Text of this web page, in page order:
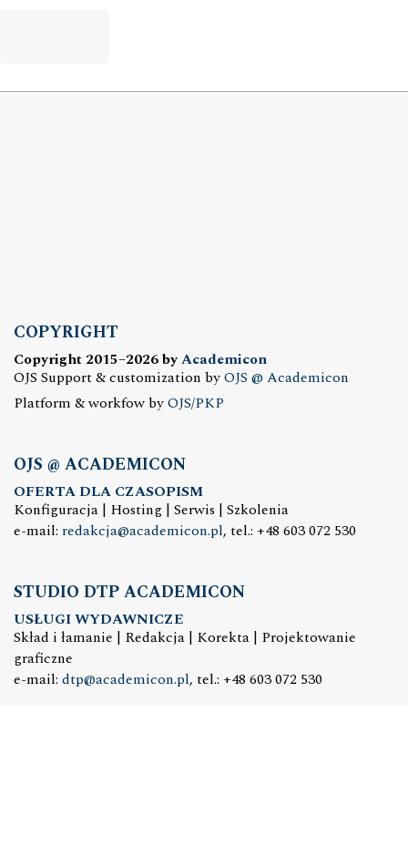
COPYRIGHT
Copyright 2015–2026 byAcademicon
OJS Support & customization byOJS @ Academicon
Platform & workfow byOJS/PKP
OJS @ ACADEMICON
OFERTA DLA CZASOPISM
Konfiguracja | Hosting | Serwis | Szkolenia
e-mail: redakcja@academicon.pl, tel.: +48 603 072 530
STUDIO DTP ACADEMICON
USŁUGI WYDAWNICZE
Skład i łamanie | Redakcja | Korekta | Projektowanie
graficzne
e-mail: dtp@academicon.pl, tel.: +48 603 072 530